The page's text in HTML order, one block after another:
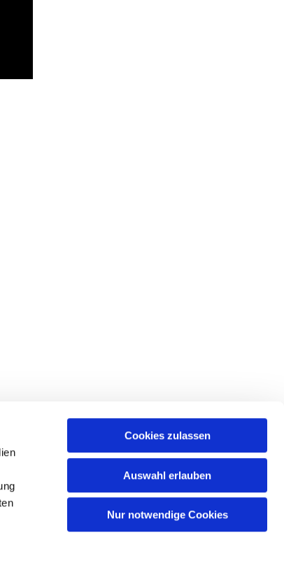
Cookies zulassen
Auswahl erlauben
Nur notwendige Cookies
18439 Stralsund